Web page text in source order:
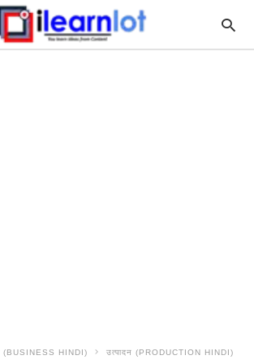
(BUSINESS HINDI) उत्पादन (PRODUCTION HINDI)